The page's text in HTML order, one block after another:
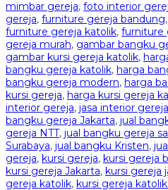
mimbar gereja, foto interior
gereja, furniture gereja bandung,
furniture gereja katolik, furniture
gereja murah, gambar bangku
gambar kursi gereja katolik,
bangku gereja katolik, harga
bangku gereja modern, harga
kursi gereja, harga kursi gereja
interior gereja, jasa interior gereja
bangku gereja Jakarta, jual
gereja NTT, jual bangku gereja
Surabaya, jual bangku Kristen,
gereja, kursi gereja, kursi gereja
kursi gereja Jakarta, kursi gereja
gereja katolik, kursi gereja